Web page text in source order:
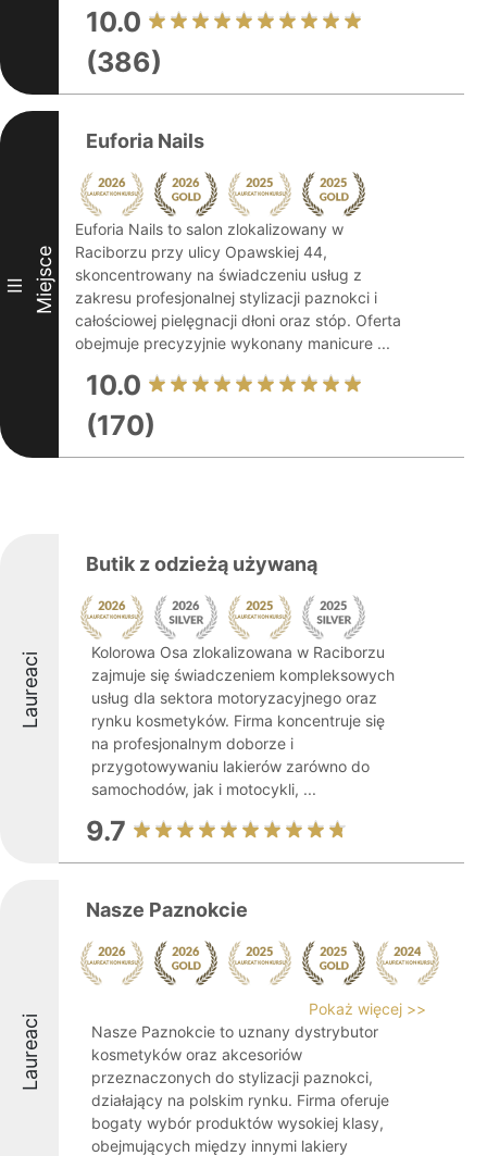
10.0
(386)
III Miejsce
Euforia Nails
Euforia Nails to salon zlokalizowany w
Raciborzu przy ulicy Opawskiej 44,
skoncentrowany na świadczeniu usług z
zakresu profesjonalnej stylizacji paznokci i
całościowej pielęgnacji dłoni oraz stóp. Oferta
obejmuje precyzyjnie wykonany manicure ...
10.0
(170)
Laureaci
Butik z odzieżą używaną
Kolorowa Osa zlokalizowana w Raciborzu
zajmuje się świadczeniem kompleksowych
usług dla sektora motoryzacyjnego oraz
rynku kosmetyków. Firma koncentruje się
na profesjonalnym doborze i
przygotowywaniu lakierów zarówno do
samochodów, jak i motocykli, ...
9.7
Laureaci
Nasze Paznokcie
Pokaż więcej >>
Nasze Paznokcie to uznany dystrybutor
kosmetyków oraz akcesoriów
przeznaczonych do stylizacji paznokci,
działający na polskim rynku. Firma oferuje
bogaty wybór produktów wysokiej klasy,
obejmujących między innymi lakiery